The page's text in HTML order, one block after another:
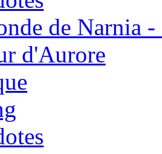
de Narnia
d'Aurore